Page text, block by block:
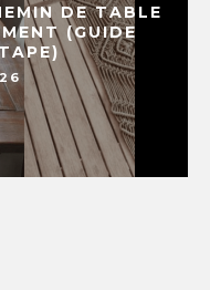
DE TABLE
(GUIDE